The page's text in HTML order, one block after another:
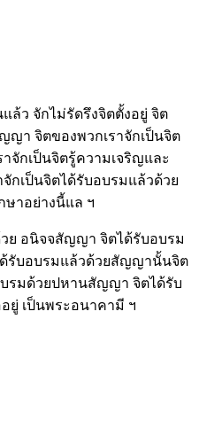
ล้ว จักไม่รัดรึงจิตตั้งอยู่ จิต
ญา จิตของพวกเราจักเป็นจิต
กเป็นจิตรู้ความเจริญและ
กเป็นจิตได้รับอบรมแล้วด้วย
าอย่างนี้แล ฯ
ย อนิจจสัญญา จิตได้รับอบรม
รับอบรมแล้วด้วยสัญญานั้นจิต
รมด้วยปหานสัญญา จิตได้รับ
ยู่ เป็นพระอนาคามี ฯ